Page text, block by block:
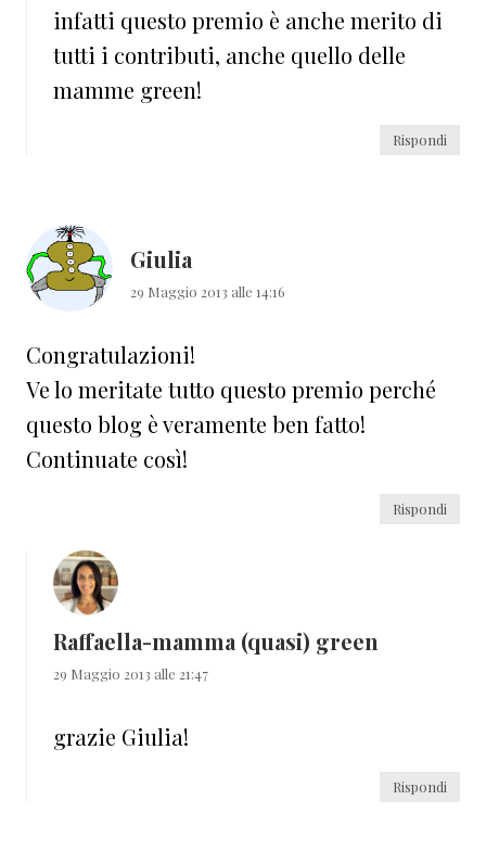
infatti questo premio è anche merito di
tutti i contributi, anche quello delle
mamme green!
Rispondi
Giulia
29 Maggio 2013 alle 14:16
Congratulazioni!
Ve lo meritate tutto questo premio perché
questo blog è veramente ben fatto!
Continuate così!
Rispondi
Raffaella-mamma (quasi) green
29 Maggio 2013 alle 21:47
grazie Giulia!
Rispondi